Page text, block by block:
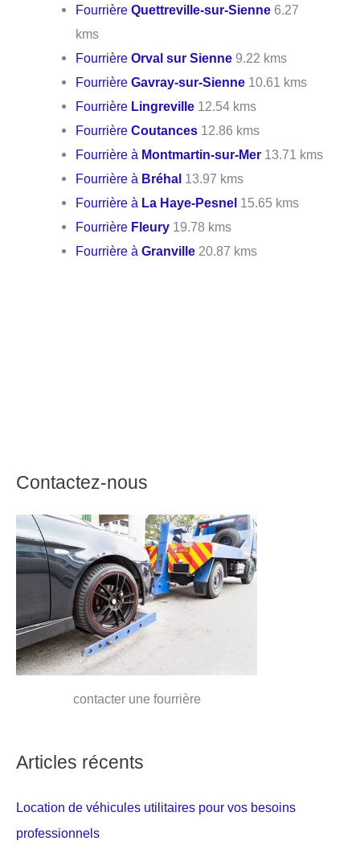
FourrièreQuettreville-sur-Sienne 6.27
kms
FourrièreOrval sur Sienne 9.22 kms
FourrièreGavray-sur-Sienne 10.61 kms
Fourrière Lingreville 12.54 kms
FourrièreCoutances 12.86 kms
Fourrière à Montmartin-sur-Mer 13.71 kms
Fourrière à Bréhal 13.97 kms
Fourrière à La Haye-Pesnel 15.65 kms
Fourrière Fleury 19.78 kms
Fourrière àGranville 20.87 kms
Contactez-nous
contacter une fourrière
Articles récents
Location de véhicules utilitaires pour vos besoins
professionnels